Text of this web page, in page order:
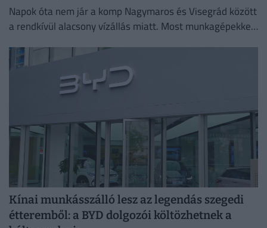
Napok óta nem jár a komp Nagymaros és Visegrád között
a rendkívül alacsony vízállás miatt. Most munkagépekkel
biztonságosan...
Kínai munkásszálló lesz az legendás szegedi
étteremből: a BYD dolgozói költözhetnek a